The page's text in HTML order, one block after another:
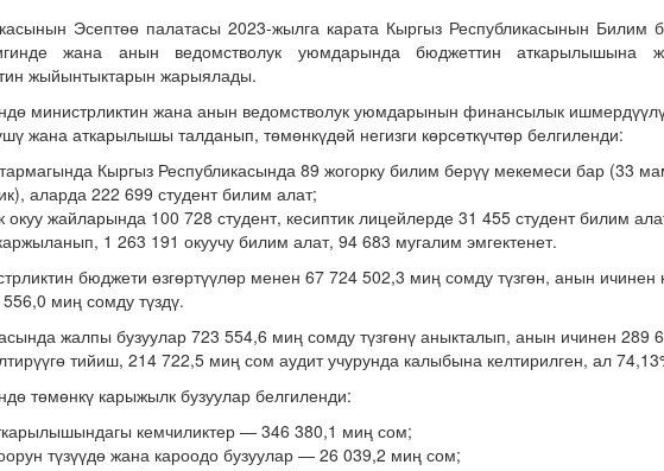
Эсептөө палатасы 2023-жылга карата Кыргыз Республикасынын Билим
жана анын ведомстволук уюмдарында бюджеттин аткарылышына
жыйынтыктарын жарыялады.
министрликтин жана анын ведомстволук уюмдарынын финансылык
жана аткарылышы талданып, төмөнкүдөй негизги көрсөткүчтөр белгиленди:
Кыргыз Республикасында 89 жогорку билим берүү мекемеси бар (33
аларда 222 699 студент билим алат;
окуу жайларында 100 728 студент, кесиптик лицейлерде 31 455 студент билим
1 263 191 окуучу билим алат, 94 683 мугалим эмгектенет.
бюджети өзгөртүүлөр менен 67 724 502,3 миң сомду түзгөн, анын ичинен
миң сомду түздү.
жалпы бузуулар 723 554,6 миң сомду түзгөнү аныкталып, анын ичинен 289
тийиш, 214 722,5 миң сом аудит учурунда калыбына келтирилген, ал
төмөнкү карыжылк бузуулар белгиленди:
кемчиликтер — 346 380,1 миң сом;
түзүүдө жана кароодо бузуулар — 26 039,2 миң сом;